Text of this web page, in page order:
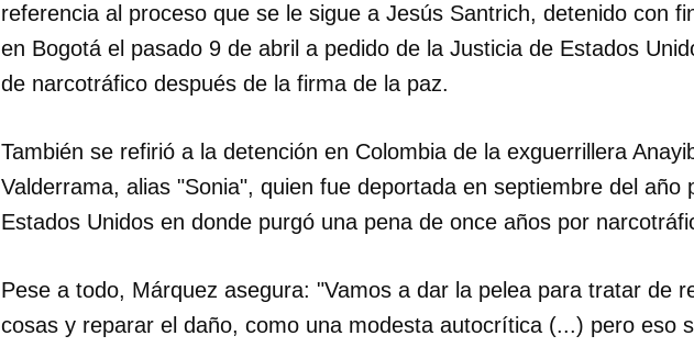
referencia al proceso que se le sigue a Jesús Santrich, detenido con
en Bogotá el pasado 9 de abril a pedido de la Justicia de Estados
de narcotráfico después de la firma de la paz.
También se refirió a la detención en Colombia de la exguerrillera
Valderrama, alias "Sonia", quien fue deportada en septiembre del año
Estados Unidos en donde purgó una pena de once años por
Pese a todo, Márquez asegura: "Vamos a dar la pelea para tratar de
cosas y reparar el daño, como una modesta autocrítica (...) pero eso